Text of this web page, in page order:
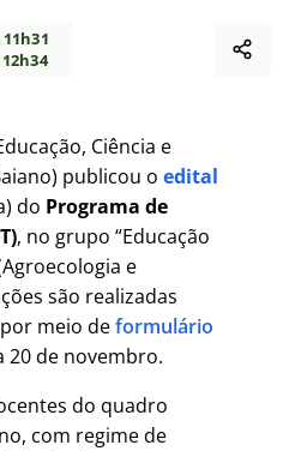
Ciência e
publicou o edital
do Programa de
, no grupo “Educação
e
são realizadas
meio deformulário
20 de novembro.
do quadro
com regime de